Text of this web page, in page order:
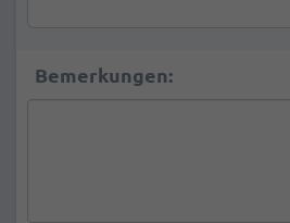
Bemerkungen: